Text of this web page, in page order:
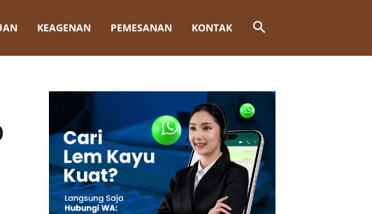
KEAGENAN PEMESANAN KONTAK